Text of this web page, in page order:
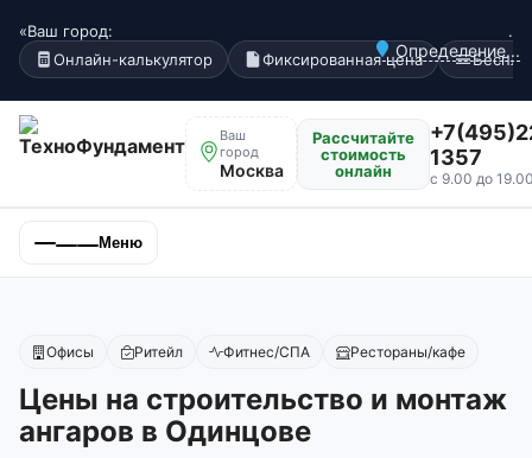
«Ваш город:
Определение...
.
Онлайн-калькулятор
Фиксированная цена
Ваш
город
Москва
Рассчитайте
стоимость
онлайн
1357
с 9.00 до
Меню
Офисы Ритейл Фитнес/СПА Рестораны/кафе
Цены на строительство и монтаж
ангаров в Одинцове